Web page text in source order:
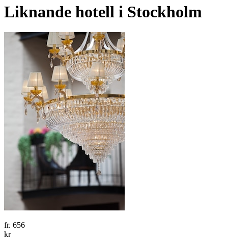
Liknande hotell i Stockholm
fr. 656
kr